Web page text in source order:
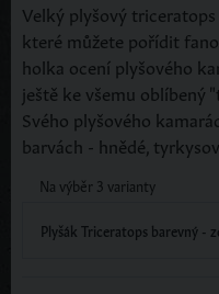
Velký plyšový
které můžete pořídit
holka ocení plyšového
ještě ke všemu oblíbený
Svého plyšového
barvách - hnědé,
Na výběr 3 varianty
Plyšák Triceratops barevný -